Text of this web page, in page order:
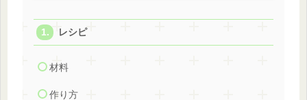
レシピ
材料
作り方